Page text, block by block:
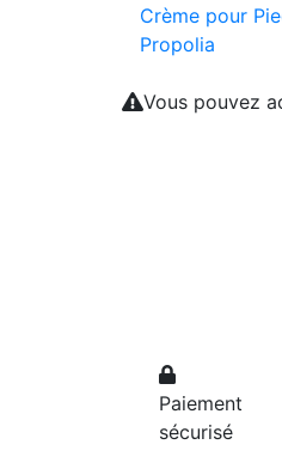
Crème pour
Propolia
Vous pouvez
Paiement
sécurisé